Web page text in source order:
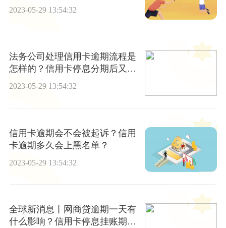
2023-05-29 13:54:32
法务公司处理信用卡逾期流程是
怎样的？信用卡停息分期后又逾
期怎么办？
2023-05-29 13:54:32
信用卡逾期会不会被起诉？信用
卡逾期多久会上黑名单？
2023-05-29 13:54:32
全球新消息丨网商贷逾期一天有
什么影响？信用卡停息挂账期间